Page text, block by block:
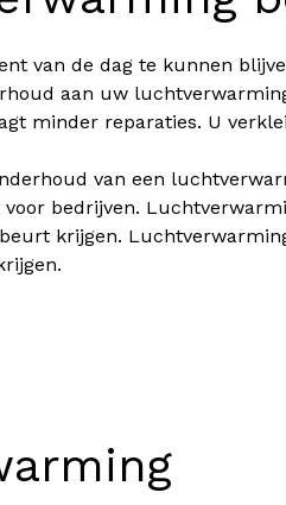
van de dag te kunnen
aan uw
minder reparaties. U
van een
bedrijven.
krijgen.